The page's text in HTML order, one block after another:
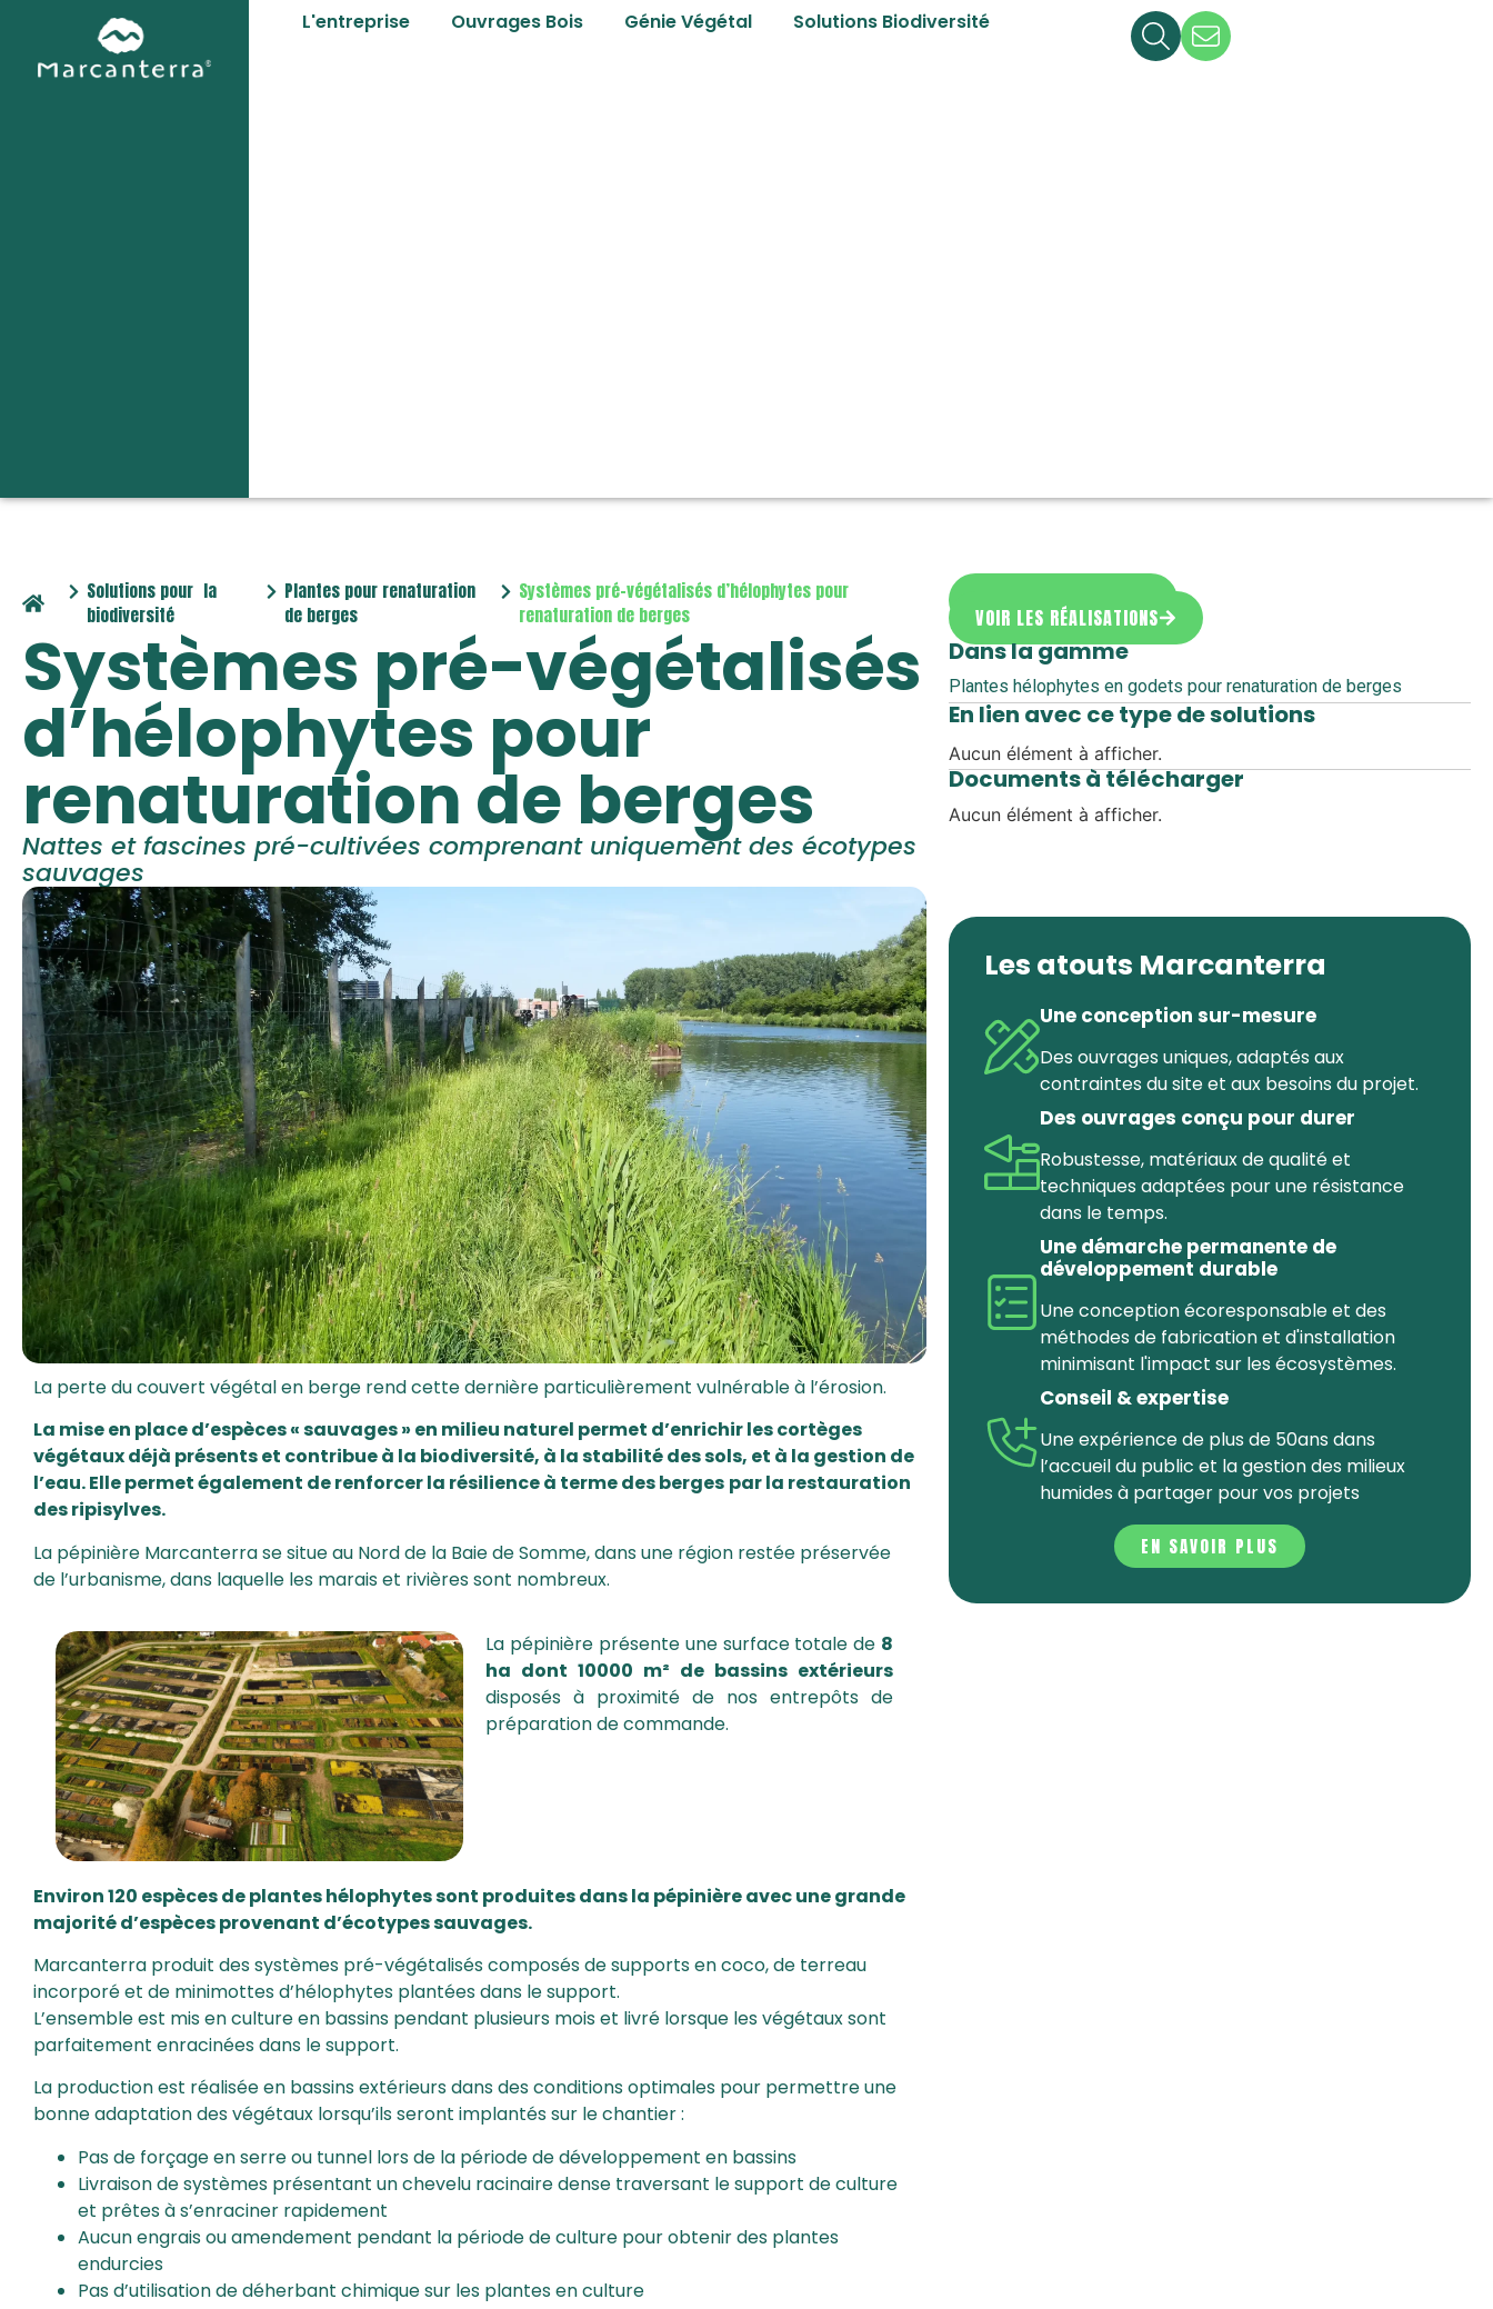
L'entreprise Ouvrages Bois Génie Végétal Solutions Biodiversité
Solutions pour la
biodiversité
Plantes pour renaturation
de berges
Systèmes pré-végétalisés d’hélophytes pour
renaturation de berges
Systèmes pré-végétalisés
d’hélophytes pour
renaturation de berges
Nattes et fascines pré-cultivées comprenant uniquement des écotypes
sauvages
La perte du couvert végétal en berge rend cette dernière particulièrement vulnérable à l’érosion.
La mise en place d’espèces « sauvages » en milieu naturel permet d’enrichir les cortèges
végétaux déjà présents et contribue à la biodiversité, à la stabilité des sols, et à la gestion de
l’eau. Elle permet également de renforcer la résilience à terme des berges par la restauration
des ripisylves.
La pépinière Marcanterra se situe au Nord de la Baie de Somme, dans une région restée préservée
de l’urbanisme, dans laquelle les marais et rivières sont nombreux.
La pépinière présente une surface totale de 8
ha dont 10000 m² de bassins extérieurs
disposés à proximité de nos entrepôts de
préparation de commande.
Environ 120 espèces de plantes hélophytes sont produites dans la pépinière avec une grande
majorité d’espèces provenant d’écotypes sauvages.
Marcanterra produit des systèmes pré-végétalisés composés de supports en coco, de terreau
incorporé et de minimottes d’hélophytes plantées dans le support.
L’ensemble est mis en culture en bassins pendant plusieurs mois et livré lorsque les végétaux sont
parfaitement enracinées dans le support.
La production est réalisée en bassins extérieurs dans des conditions optimales pour permettre une
bonne adaptation des végétaux lorsqu’ils seront implantés sur le chantier :
Pas de forçage en serre ou tunnel lors de la période de développement en bassins
Livraison de systèmes présentant un chevelu racinaire dense traversant le support de culture
et prêtes à s’enraciner rapidement
Aucun engrais ou amendement pendant la période de culture pour obtenir des plantes
endurcies
Pas d’utilisation de déherbant chimique sur les plantes en culture
DEMANDER UN DEVIS
VOIR LES RÉALISATIONS
Dans la gamme
Plantes hélophytes en godets pour renaturation de berges
En lien avec ce type de solutions
Aucun élément à afficher.
Documents à télécharger
Aucun élément à afficher.
Les atouts Marcanterra
Une conception sur-mesure
Des ouvrages uniques, adaptés aux
contraintes du site et aux besoins du projet.
Des ouvrages conçu pour durer
Robustesse, matériaux de qualité et
techniques adaptées pour une résistance
dans le temps.
Une démarche permanente de
développement durable
Une conception écoresponsable et des
méthodes de fabrication et d'installation
minimisant l'impact sur les écosystèmes.
Conseil & expertise
Une expérience de plus de 50ans dans
l’accueil du public et la gestion des milieux
humides à partager pour vos projets
EN SAVOIR PLUS